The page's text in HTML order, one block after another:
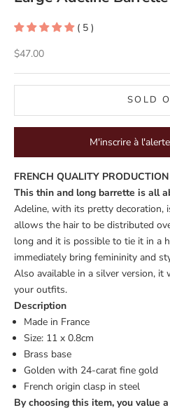
( 5 )
Sale price
$47.00
SOLD
M'inscrire à
FRENCH QUALITY
This thin and long barrette is all
Adeline, with its pretty decoration,
allows the hair to be distributed
long and it is possible to tie it in a
immediately bring femininity and
Also available in a silver version, it
your outfits.
Description
Made in France
Size: 11 x 0.8cm
Brass base
Golden with 24-carat fine gold
French origin clasp in steel
By choosing this item, you value